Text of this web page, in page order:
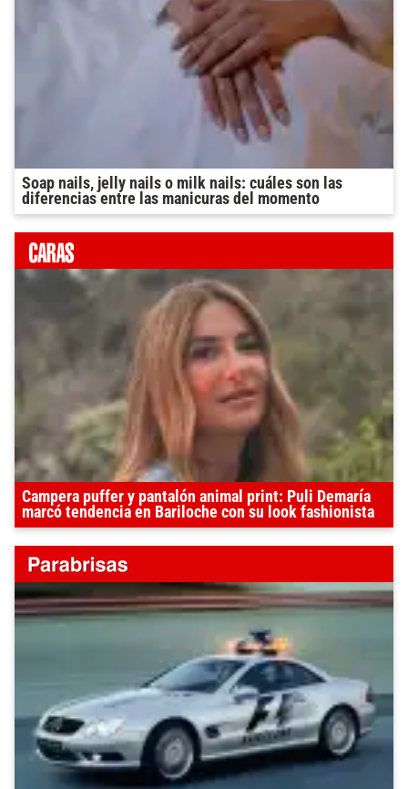
Soap nails, jelly nails o milk nails: cuáles son las
diferencias entre las manicuras del momento
Campera puffer y pantalón animal print: Puli Demaría
marcó tendencia en Bariloche con su look fashionista